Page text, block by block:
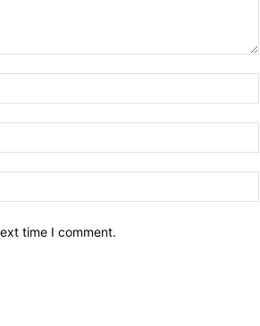
time I comment.